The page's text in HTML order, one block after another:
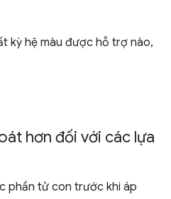
kỳ hệ màu được hỗ trợ nào,
hơn đối với các lựa
phần tử con trước khi áp